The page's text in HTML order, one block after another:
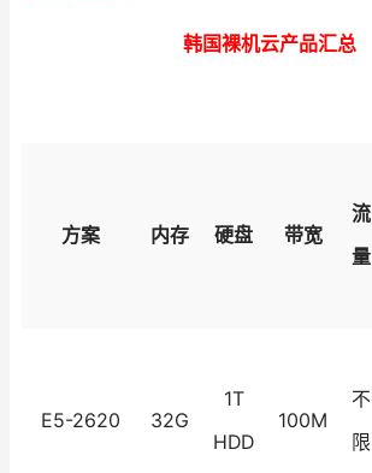
韩国裸机云产品汇总
方案 内存 硬盘 带宽
流
量
E5-2620 32G
1T
HDD
100M
不
限